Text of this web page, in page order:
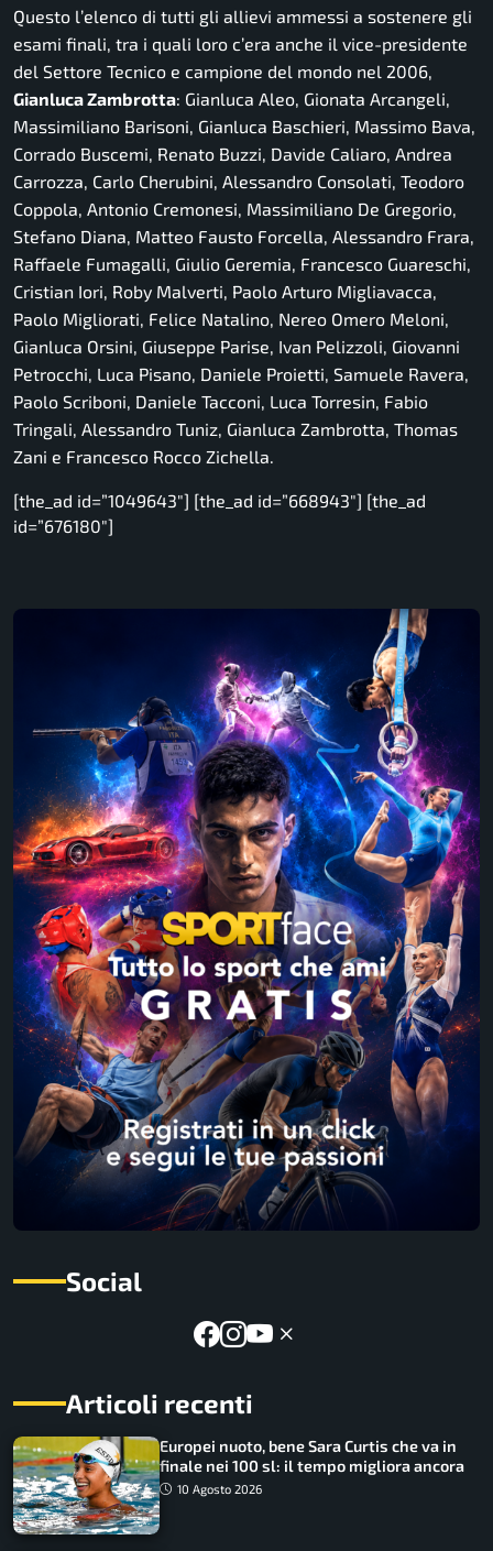
Questo l’elenco di tutti gli allievi ammessi a sostenere gli
esami finali, tra i quali loro c’era anche il vice-presidente
del Settore Tecnico e campione del mondo nel 2006,
Gianluca Zambrotta: Gianluca Aleo, Gionata Arcangeli,
Massimiliano Barisoni, Gianluca Baschieri, Massimo Bava,
Corrado Buscemi, Renato Buzzi, Davide Caliaro, Andrea
Carrozza, Carlo Cherubini, Alessandro Consolati, Teodoro
Coppola, Antonio Cremonesi, Massimiliano De Gregorio,
Stefano Diana, Matteo Fausto Forcella, Alessandro Frara,
Raffaele Fumagalli, Giulio Geremia, Francesco Guareschi,
Cristian Iori, Roby Malverti, Paolo Arturo Migliavacca,
Paolo Migliorati, Felice Natalino, Nereo Omero Meloni,
Gianluca Orsini, Giuseppe Parise, Ivan Pelizzoli, Giovanni
Petrocchi, Luca Pisano, Daniele Proietti, Samuele Ravera,
Paolo Scriboni, Daniele Tacconi, Luca Torresin, Fabio
Tringali, Alessandro Tuniz, Gianluca Zambrotta, Thomas
Zani e Francesco Rocco Zichella.
[the_ad id=”1049643″] [the_ad id=”668943″] [the_ad
id=”676180″]
Social
Articoli recenti
Europei nuoto, bene Sara Curtis che va in
finale nei 100 sl: il tempo migliora ancora
10 Agosto 2026